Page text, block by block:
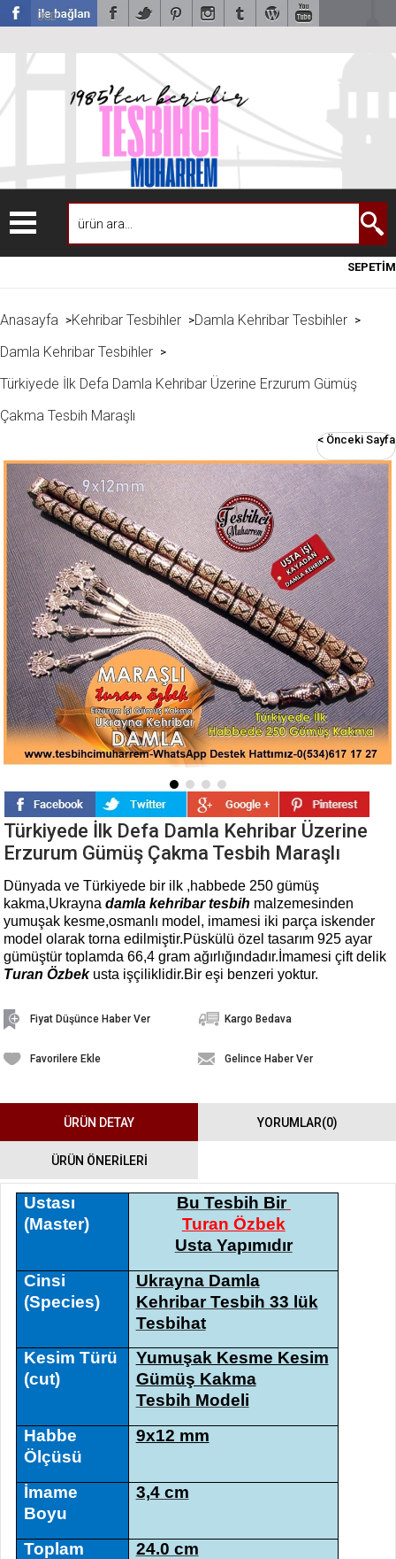
USD
SEPETİM
Anasayfa >Kehribar Tesbihler >Damla Kehribar Tesbihler >
Damla Kehribar Tesbihler >
Türkiyede İlk Defa Damla Kehribar Üzerine Erzurum Gümüş
Çakma Tesbih Maraşlı
< Önceki Sayfa
Türkiyede İlk Defa Damla Kehribar Üzerine
Erzurum Gümüş Çakma Tesbih Maraşlı
Dünyada ve Türkiyede bir ilk ,habbede 250 gümüş
kakma,Ukrayna damla kehribar tesbih malzemesinden
yumuşak kesme,osmanlı model, imamesi iki parça iskender
model olarak torna edilmiştir.Püskülü özel tasarım 925 ayar
gümüştür toplamda 66,4 gram ağırlığındadır.İmamesi çift delik
Turan Özbek usta işçiliklidir.Bir eşi benzeri yoktur.
Fiyat Düşünce Haber Ver Kargo Bedava
Favorilere Ekle Gelince Haber Ver
ÜRÜN DETAY YORUMLAR(0)
ÜRÜN ÖNERILERI
Ustası
(Master)
Bu Tesbih Bir
Turan Özbek
Usta Yapımıdır
Cinsi
(Species)
Ukrayna Damla
Kehribar Tesbih 33 lük
Tesbihat
Kesim Türü
(cut)
Yumuşak Kesme Kesim
Gümüş Kakma
Tesbih Modeli
Habbe
Ölçüsü
9x12 mm
İmame
Boyu
3,4 cm
Toplam
24.0 cm